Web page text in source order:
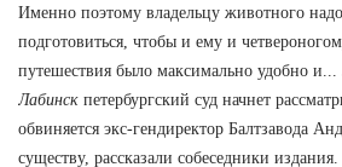
Именно поэтому владельцу животного
подготовиться, чтобы и ему и
путешествия было максимально удобно и...
Лабинск петербургский суд начнет
обвиняется экс-гендиректор Балтзавода
существу, рассказали собеседники